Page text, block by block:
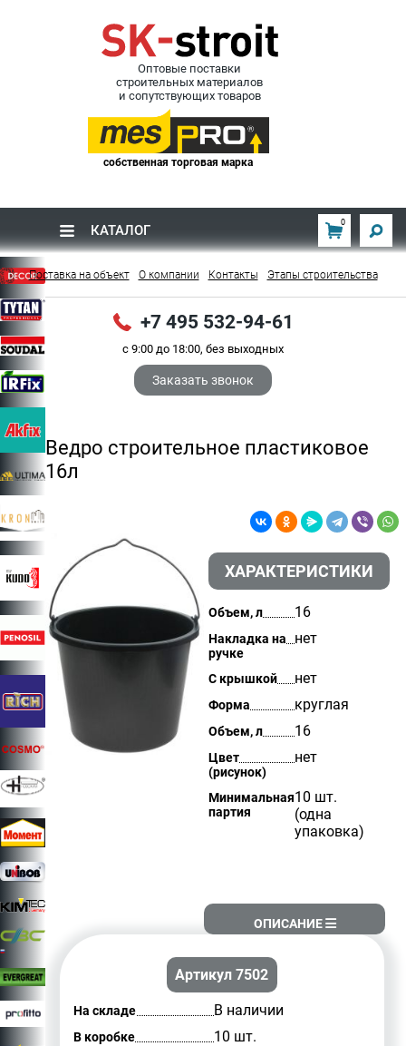
Оптовые поставки
строительных материалов
и сопутствующих товаров
собственная торговая марка
КАТАЛОГ 0
Поставка на объект О компании Контакты Этапы строительства
+7 495 532-94-61
с 9:00 до 18:00, без выходных
Заказать звонок
Ведро строительное пластиковое
16л
ХАРАКТЕРИСТИКИ
Объем, л 16
Накладка на
ручке
нет
С крышкой нет
Форма круглая
Объем, л 16
Цвет
(рисунок)
нет
Минимальная
партия
10 шт.
(одна
упаковка)
ОПИСАНИЕ
Артикул 7502
На складе В наличии
В коробке 10 шт.